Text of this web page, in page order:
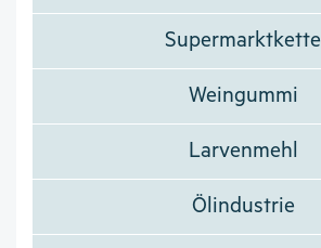
Supermarktkette
Weingummi
Larvenmehl
Ölindustrie